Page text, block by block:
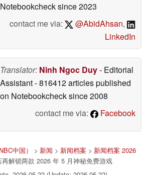
Notebookchecksince 2023
contact me via:
@AbidAhsan,
LinkedIn
Translator: Ninh Ngoc Duy- Editorial
Assistant- 816412 articles published
on Notebookchecksince 2008
contact me via:
Facebook
中国） > 新闻 > 新闻档案 > 新闻档案 2026
解锁两款 2026 年 5 月神秘免费游戏